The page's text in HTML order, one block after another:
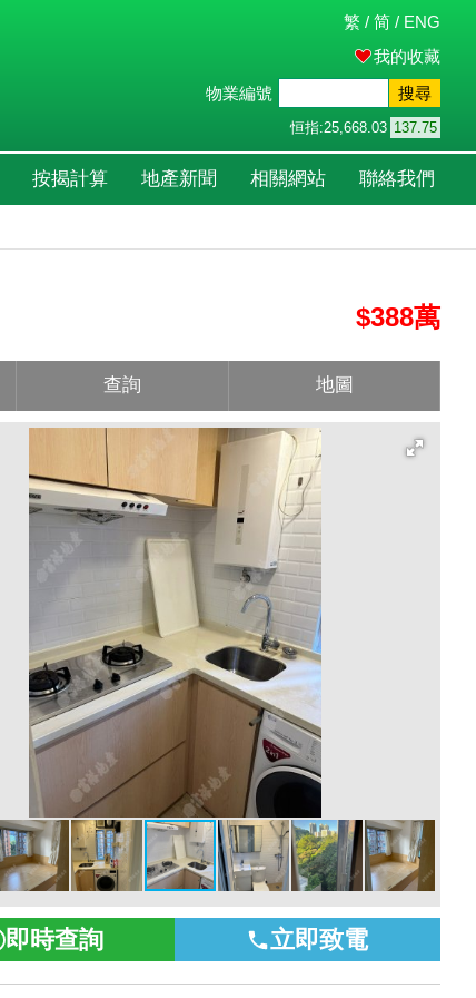
繁 / 简 / ENG
我的收藏
物業編號
搜尋
恒指:25,668.03 137.75
按揭計算 地產新聞 相關網站 聯絡我們
$388萬
查詢 地圖
即時查詢 立即致電